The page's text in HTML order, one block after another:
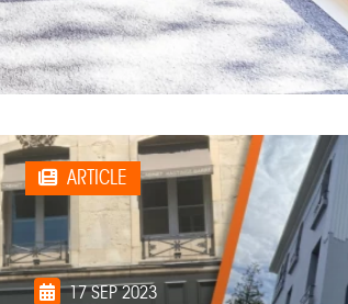
ARTICLE
17 SEP 2023